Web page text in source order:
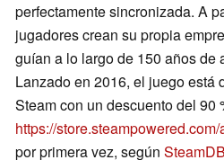
perfectamente sincronizada. A
jugadores crean su propia
guían a lo largo de 150 años de
Lanzado en 2016, el juego está
Steam con un descuento del 90
https://
por primera vez, según SteamDB